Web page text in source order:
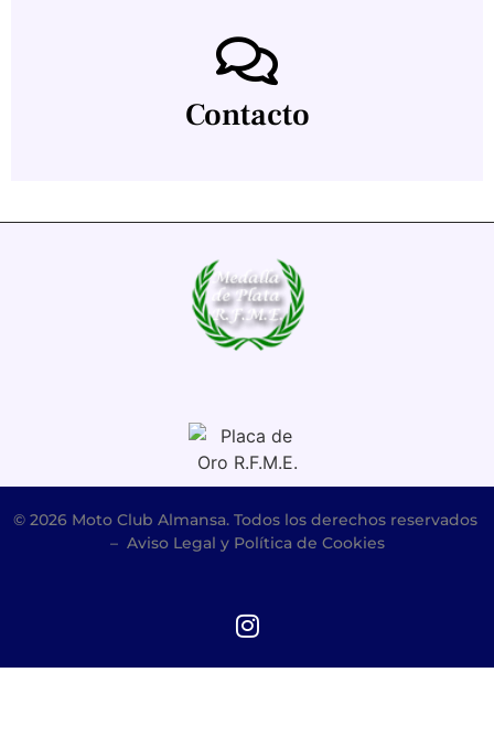
Contacto
© 2026 Moto Club Almansa. Todos los derechos reservados
– Aviso Legal y Política de Cookies